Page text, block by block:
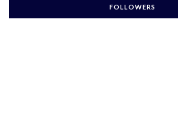
FOLLOWERS